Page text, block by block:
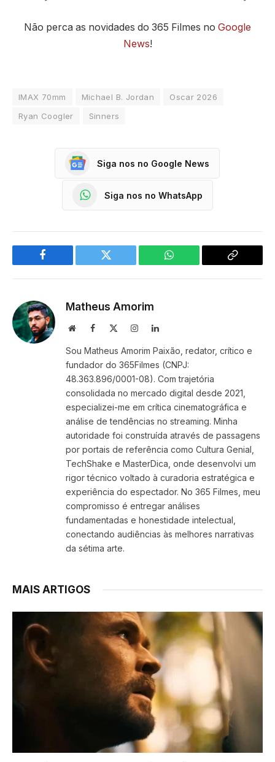
Não perca as novidades do 365 Filmes no Google
News!
IMAX 70mm Michael B. Jordan
Oscar 2026
Ryan Coogler
Sinners
Siga nos no Google News
Siga nos no WhatsApp
Facebook Twitter WhatsApp
Copy
Matheus Amorim
WebsiteFacebook InstagramLinkedIn
Sou Matheus Amorim Paixão, redator, crítico e
fundador do 365Filmes (CNPJ:
48.363.896/0001-08). Com trajetória
consolidada no mercado digital desde 2021,
especializei-me em crítica cinematográfica e
análise de tendências no streaming. Minha
autoridade foi construída através de passagens
por portais de referência como Cultura Genial,
TechShake e MasterDica, onde desenvolvi um
rigor técnico voltado à curadoria estratégica e
experiência do espectador. No 365 Filmes, meu
compromisso é entregar análises
fundamentadas e honestidade intelectual,
conectando audiências às melhores narrativas
da sétima arte.
MAIS ARTIGOS